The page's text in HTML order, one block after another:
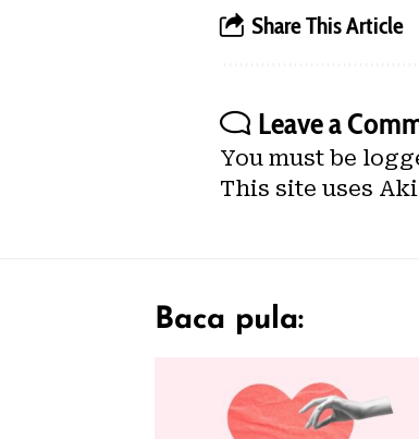
Share This Article
Leave a
You must be
This site uses
Baca pula: